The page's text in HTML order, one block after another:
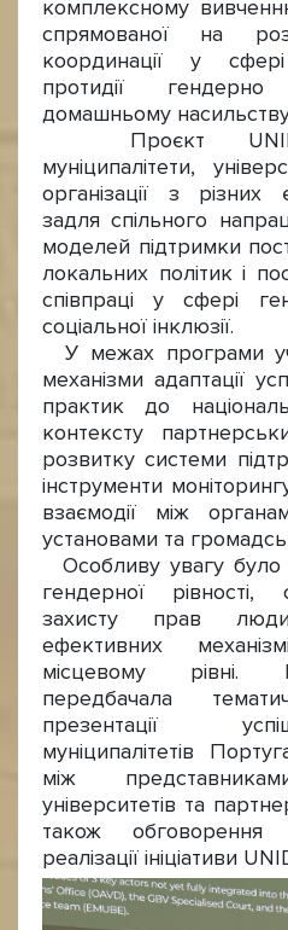
комплексному
спрямованої на
координації у
протидії
домашньому
Проєкт
муніципалітети,
організації з різних
задля спільного
моделей підтримки
локальних політик і
співпраці у сфері
соціальної інклюзії.
У межах програми
механізми адаптації
практик до
контексту
розвитку системи
інструменти
взаємодії між
установами та
Особливу увагу було
гендерної рівності,
захисту прав
ефективних
місцевому рівні.
передбачала
презентації
муніципалітетів
між
університетів та
також обговорення
реалізації ініціативи